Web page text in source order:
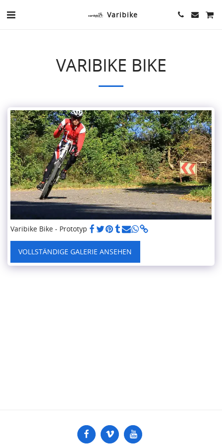
Varibike
VARIBIKE BIKE
Varibike Bike - Prototyp
VOLLSTÄNDIGE GALERIE ANSEHEN